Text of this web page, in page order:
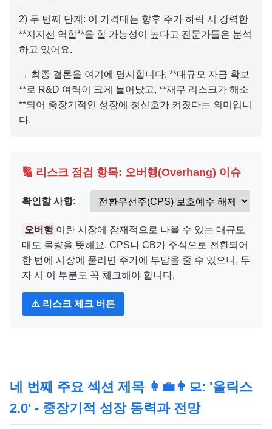
2) 두 번째 단계: 이 가격대는 향후 주가 하락 시 강력한
**지지선 역할**을 할 가능성이 높다고 전문가들은 분석
하고 있어요.
→ 최종 결론을 여기에 명시합니다: **대규모 자금 확보
**로 R&D 여력이 크게 늘어났고, **재무 리스크가 해소
**되어 중장기적인 성장에 청신호가 켜졌다는 의미입니
다.
🔢 리스크 점검 항목: 오버행(Overhang) 이슈
확인할 사항:
오버행 이란 시장에 잠재적으로 나올 수 있는 대규모
매도 물량을 뜻해요. CPS나 CB가 주식으로 전환되어
한 번에 시장에 풀리면 주가에 부담을 줄 수 있으니, 투
자 시 이 부분도 꼭 체크해야 합니다.
⚠️ 리스크 체크 버튼
네 번째 주요 섹션 제목 👩‍💼👨‍💻: '올릭스
2.0' - 중장기적 성장 동력과 전망